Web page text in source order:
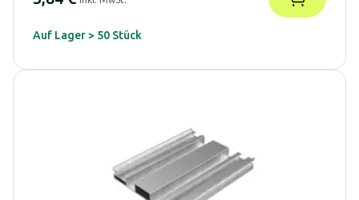
Auf Lager > 50 Stück